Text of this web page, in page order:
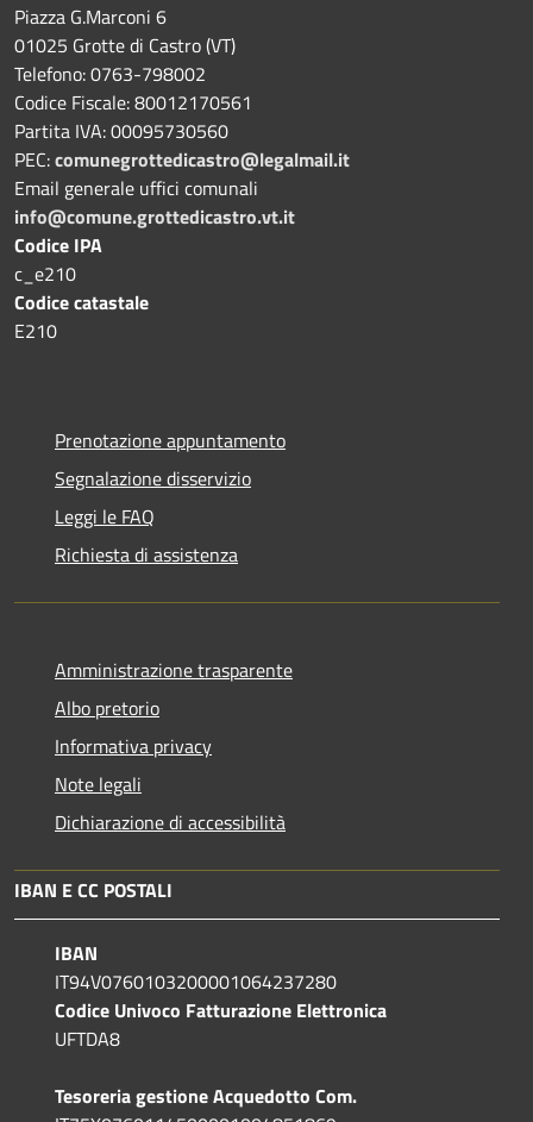
Piazza G.Marconi 6
01025 Grotte di Castro (VT)
Telefono: 0763-798002
Codice Fiscale: 80012170561
Partita IVA: 00095730560
PEC:comunegrottedicastro@legalmail.it
Email generale uffici comunali
info@comune.grottedicastro.vt.it
Codice IPA
c_e210
Codice catastale
E210
Prenotazione appuntamento
Segnalazione disservizio
Leggi le FAQ
Richiesta di assistenza
Amministrazione trasparente
Albo pretorio
Informativa privacy
Note legali
Dichiarazione di accessibilità
IBAN E CC POSTALI
IBAN
IT94V0760103200001064237280
Codice Univoco Fatturazione Elettronica
UFTDA8
Tesoreria gestione Acquedotto Com.